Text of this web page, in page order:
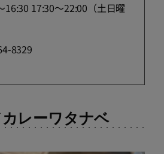
16:30 17:30〜22:00（土日曜
8329
レーワタナベ